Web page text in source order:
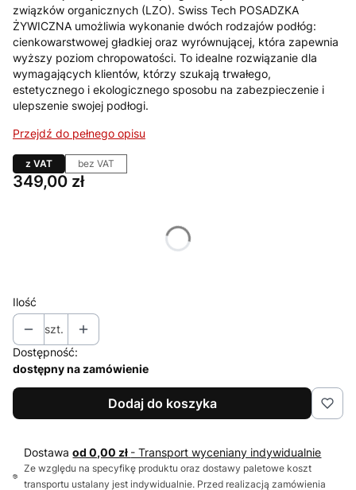
związków organicznych (LZO). Swiss Tech POSADZKA
ŻYWICZNA umożliwia wykonanie dwóch rodzajów podłóg:
cienkowarstwowej gładkiej oraz wyrównującej, która zapewnia
wyższy poziom chropowatości. To idealne rozwiązanie dla
wymagających klientów, którzy szukają trwałego,
estetycznego i ekologicznego sposobu na zabezpieczenie i
ulepszenie swojej podłogi.
Przejdź do pełnego opisu
z VAT bez VAT
Cena
349,00 zł
Poszczególne warianty mogą różnić się ceną
Ilość
szt.
Dostępność:
dostępny na zamówienie
Dodaj do koszyka
Dostawaod 0,00 zł - Transport wyceniany indywidualnie
Ze względu na specyfikę produktu oraz dostawy paletowe koszt
transportu ustalany jest indywidualnie. Przed realizacją zamówienia